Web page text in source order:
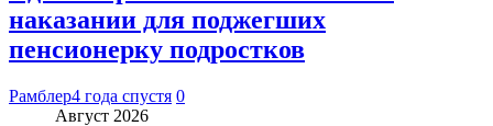
наказании для поджегших
пенсионерку подростков
Рамблер4 года спустя 0
Август 2026